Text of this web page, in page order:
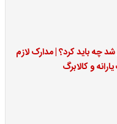
شد چه باید کرد؟ | مدارک لازم
و کالابرگ